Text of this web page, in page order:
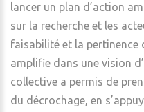
lancer un plan d’action
sur la recherche et les
faisabilité et la pertinence
amplifie dans une vision
collective a permis de
du décrochage, en